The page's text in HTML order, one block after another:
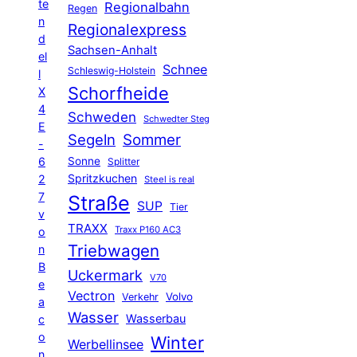
te
n
d
el
l
X
4
E
-
6
2
7
v
o
n
B
e
a
c
o
n
Regen Regionalbahn
Regionalexpress
Sachsen-Anhalt
Schleswig-Holstein Schnee
Schorfheide
Schweden Schwedter Steg
Segeln Sommer
Sonne Splitter
Spritzkuchen Steel is real
Straße SUP Tier
TRAXX Traxx P160 AC3
Triebwagen
Uckermark V70
Vectron Verkehr Volvo
Wasser Wasserbau
Werbellinsee Winter